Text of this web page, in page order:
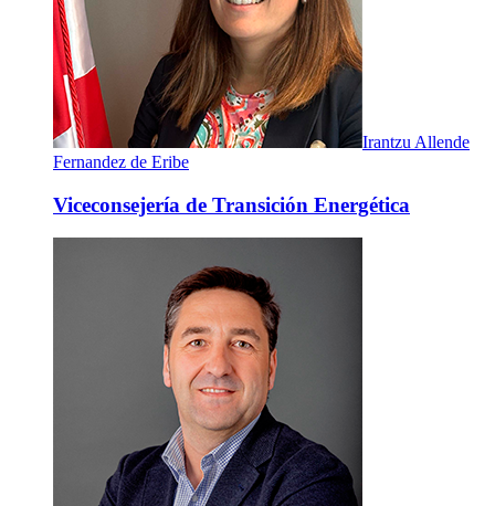
Irantzu Allende
Fernandez de Eribe
Viceconsejería de Transición Energética